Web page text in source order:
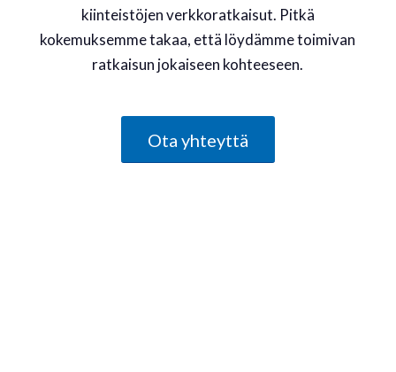
kiinteistöjen verkkoratkaisut. Pitkä
kokemuksemme takaa, että löydämme toimivan
ratkaisun jokaiseen kohteeseen.
Ota yhteyttä